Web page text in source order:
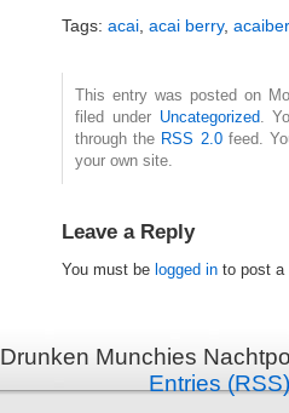
Tags: acai acai berry,
This entry was posted on
filed under Uncategorized.
through the RSS 2.0feed.
your own site.
Leave a Reply
You must be logged in to post a
Drunken Munchies
Entries (RSS)